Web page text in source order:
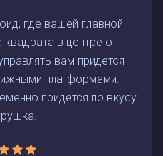
где вашей главной
в центре от
вам придется
платформами.
придется по вкусу